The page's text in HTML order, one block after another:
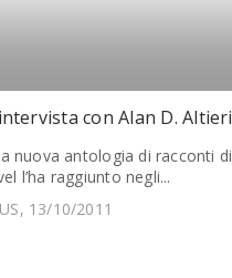
con Alan D. Altieri
nuova antologia di racconti
l’ha raggiunto negli...
13/10/2011